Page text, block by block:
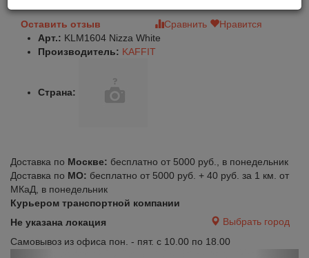
Оставить отзыв Сравнить
Нравится
Арт.: KLM1604 Nizza White
Производитель: KAFFIT
Страна:
Доставка по Москве: бесплатно от 5000 руб., в понедельник
Доставка по МО: бесплатно от 5000 руб. + 40 руб. за 1 км. от
МКаД, в понедельник
Курьером транспортной компании
Не указана локация
Выбрать город
Самовывоз из офиса пон. - пят. с 10.00 по 18.00